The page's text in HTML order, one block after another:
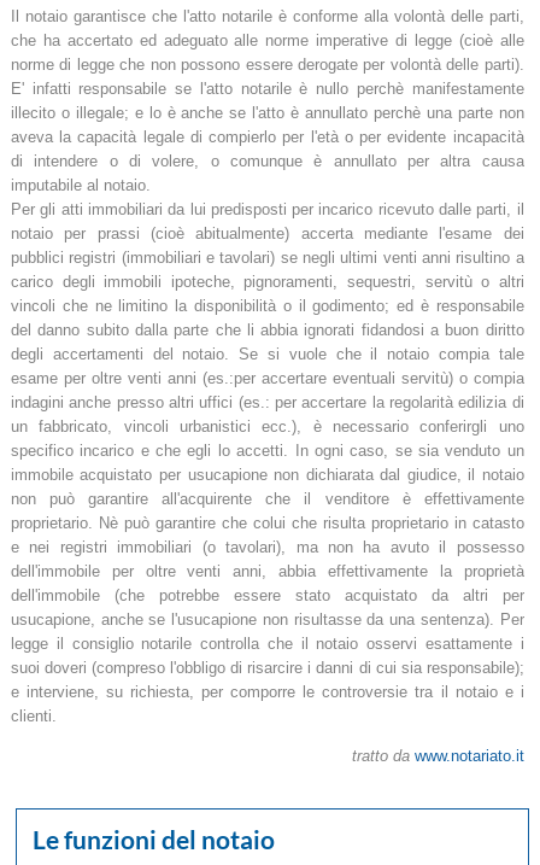
Il notaio garantisce che l'atto notarile è conforme alla volontà delle parti,
che ha accertato ed adeguato alle norme imperative di legge (cioè alle
norme di legge che non possono essere derogate per volontà delle parti).
E' infatti responsabile se l'atto notarile è nullo perchè manifestamente
illecito o illegale; e lo è anche se l'atto è annullato perchè una parte non
aveva la capacità legale di compierlo per l'età o per evidente incapacità
di intendere o di volere, o comunque è annullato per altra causa
imputabile al notaio.
Per gli atti immobiliari da lui predisposti per incarico ricevuto dalle parti, il
notaio per prassi (cioè abitualmente) accerta mediante l'esame dei
pubblici registri (immobiliari e tavolari) se negli ultimi venti anni risultino a
carico degli immobili ipoteche, pignoramenti, sequestri, servitù o altri
vincoli che ne limitino la disponibilità o il godimento; ed è responsabile
del danno subito dalla parte che li abbia ignorati fidandosi a buon diritto
degli accertamenti del notaio. Se si vuole che il notaio compia tale
esame per oltre venti anni (es.:per accertare eventuali servitù) o compia
indagini anche presso altri uffici (es.: per accertare la regolarità edilizia di
un fabbricato, vincoli urbanistici ecc.), è necessario conferirgli uno
specifico incarico e che egli lo accetti. In ogni caso, se sia venduto un
immobile acquistato per usucapione non dichiarata dal giudice, il notaio
non può garantire all'acquirente che il venditore è effettivamente
proprietario. Nè può garantire che colui che risulta proprietario in catasto
e nei registri immobiliari (o tavolari), ma non ha avuto il possesso
dell'immobile per oltre venti anni, abbia effettivamente la proprietà
dell'immobile (che potrebbe essere stato acquistato da altri per
usucapione, anche se l'usucapione non risultasse da una sentenza). Per
legge il consiglio notarile controlla che il notaio osservi esattamente i
suoi doveri (compreso l'obbligo di risarcire i danni di cui sia responsabile);
e interviene, su richiesta, per comporre le controversie tra il notaio e i
clienti.
tratto da www.notariato.it
Le funzioni del notaio